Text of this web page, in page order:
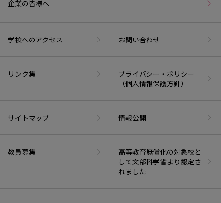
企業の皆様へ
学校へのアクセス お問い合わせ
リンク集
プライバシー・ポリシー
（個人情報保護方針）
サイトマップ 情報公開
教員募集
高等教育無償化の対象校と
して文部科学省より認定さ
れました